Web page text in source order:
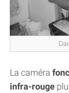
La caméra
infra-rouge